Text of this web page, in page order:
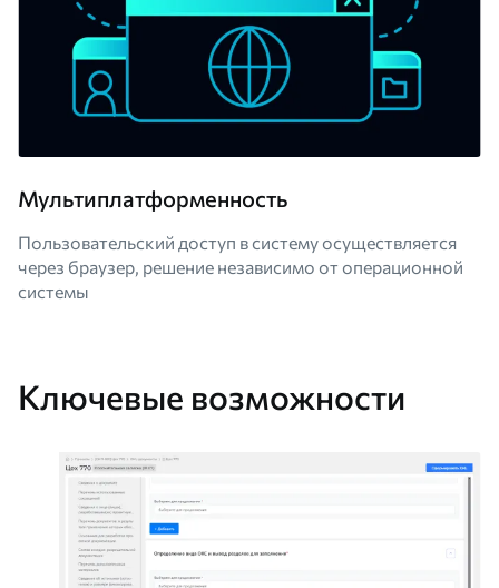
Мультиплатформенность
Пользовательский доступ в систему осуществляется
через браузер, решение независимо от операционной
системы
Ключевые возможности